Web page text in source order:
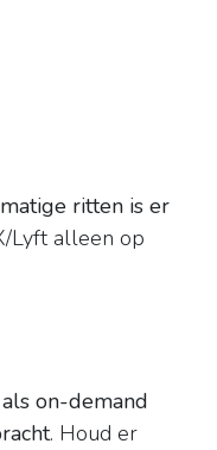
ritten is er
Lyft alleen op
on-demand
. Houd er